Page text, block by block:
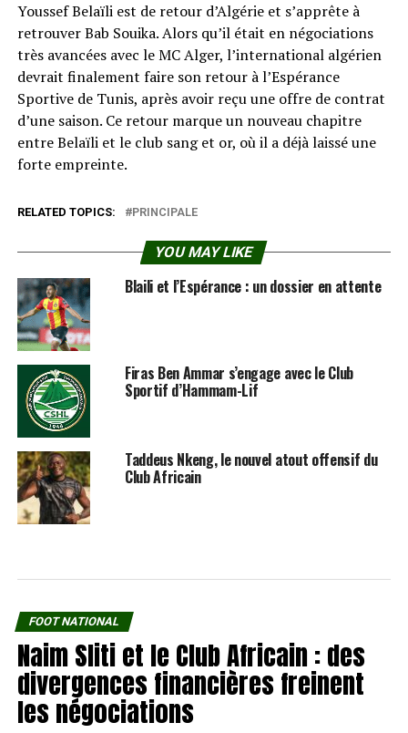
Youssef Belaïli est de retour d’Algérie et s’apprête à
retrouver Bab Souika. Alors qu’il était en négociations
très avancées avec le MC Alger, l’international algérien
devrait finalement faire son retour à l’Espérance
Sportive de Tunis, après avoir reçu une offre de contrat
d’une saison. Ce retour marque un nouveau chapitre
entre Belaïli et le club sang et or, où il a déjà laissé une
forte empreinte.
RELATED TOPICS: PRINCIPALE
YOU MAY LIKE
Blaili et l’Espérance : un dossier en attente
Firas Ben Ammar s’engage avec le Club
Sportif d’Hammam-Lif
Taddeus Nkeng, le nouvel atout offensif du
Club Africain
FOOT NATIONAL
Naim Sliti et le Club Africain : des
divergences financières freinent
les négociations